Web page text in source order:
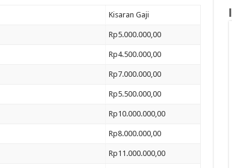
Kisaran Gaji
Rp5.000.000,00
Rp4.500.000,00
Rp7.000.000,00
Rp5.500.000,00
Rp10.000.000,00
Rp8.000.000,00
Rp11.000.000,00